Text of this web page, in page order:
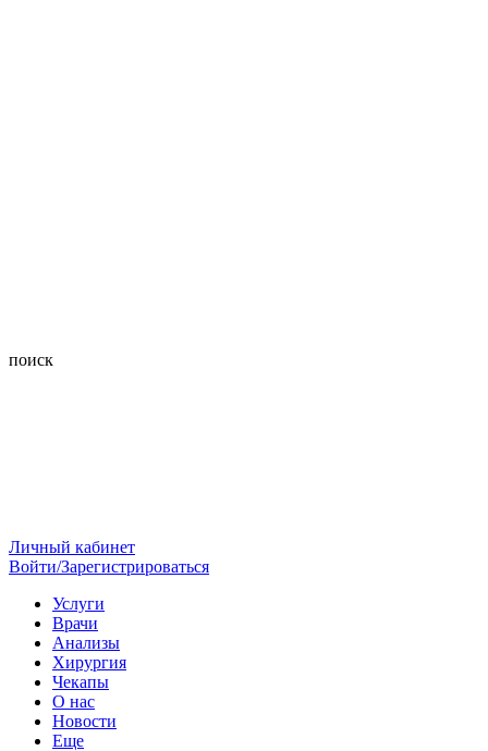
поиск
Личный кабинет
Войти/Зарегистрироваться
Услуги
Врачи
Анализы
Хирургия
Чекапы
О нас
Новости
Еще